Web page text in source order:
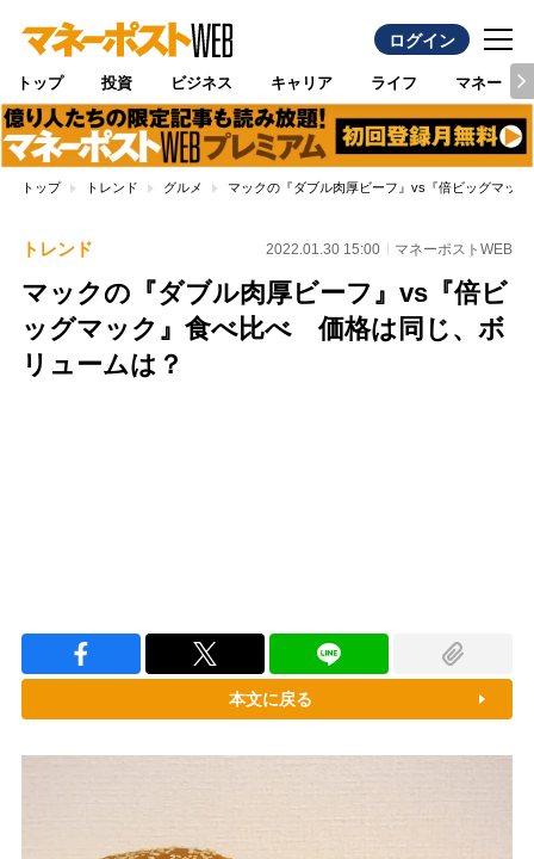
ログイン
トップ 投資 ビジネス キャリア ライフ マネー
トップ トレンド グルメ マックの『ダブル肉厚ビーフ』vs『倍ビッグマッ
トレンド 2022.01.30 15:00 マネーポストWEB
マックの『ダブル肉厚ビーフ』vs『倍ビ
ッグマック』食べ比べ 価格は同じ、ボ
リュームは？
本文に戻る